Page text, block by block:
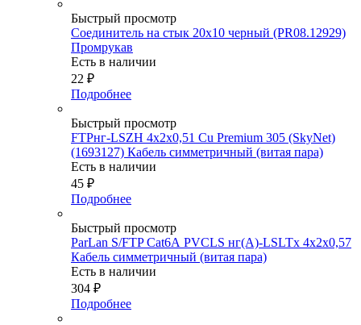
Быстрый просмотр
Соединитель на стык 20х10 черный (PR08.12929)
Промрукав
Есть в наличии
22 ₽
Подробнее
Быстрый просмотр
FTPнг-LSZH 4x2x0,51 Cu Premium 305 (SkyNet)
(1693127) Кабель симметричный (витая пара)
Есть в наличии
45 ₽
Подробнее
Быстрый просмотр
ParLan S/FTP Cat6А PVCLS нг(A)-LSLTx 4х2х0,57
Кабель симметричный (витая пара)
Есть в наличии
304 ₽
Подробнее